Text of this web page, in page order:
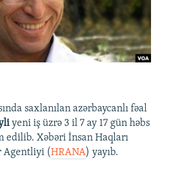
saxlanılan azərbaycanlı fəal
yeni iş üzrə 3 il 7 ay 17 gün həbs
edilib. Xəbəri İnsan Haqları
Agentliyi (HRANA) yayıb.